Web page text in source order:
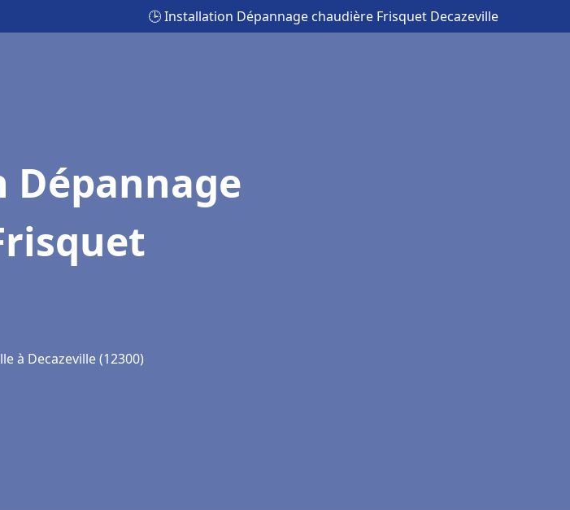
🕒 Installation Dépannage chaudière Frisquet Decazeville
à Decazeville (12300)